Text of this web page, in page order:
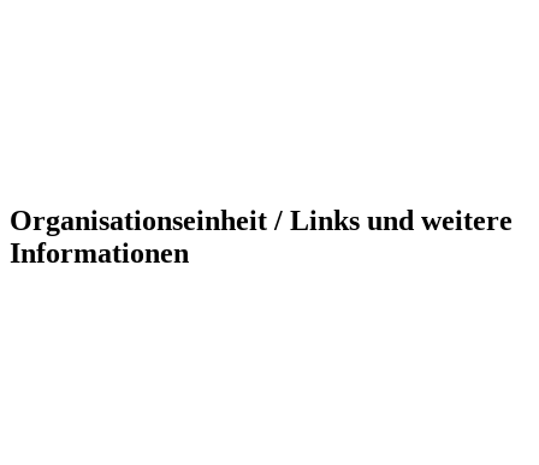
Organisationseinheit / Links und weitere
Informationen